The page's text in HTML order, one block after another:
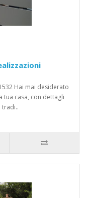
Hai mai desiderato
tua casa, con dettagli
tradi..